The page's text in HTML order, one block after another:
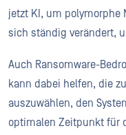
jetzt KI, um polymorphe
sich ständig verändert,
Auch Ransomware-
kann dabei helfen, die
auszuwählen, den
optimalen Zeitpunkt für